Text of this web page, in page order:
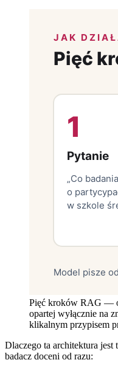
Pięć kroków RAG —
opartej wyłącznie na
klikalnym przypisem
Dlaczego ta architektura
badacz doceni od razu: